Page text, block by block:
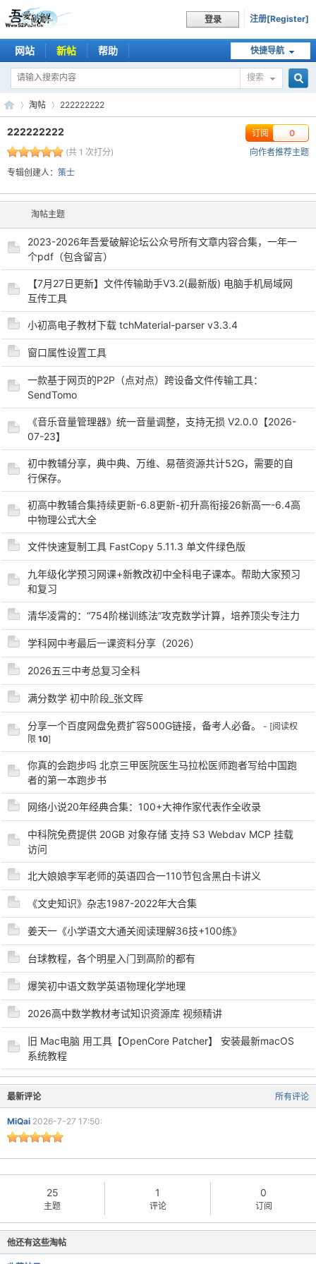
登录 注册[Register]
快捷导航
网站 新帖 帮助
搜索
索
破
解
52
po
淘帖 222222222
222222222 0
订阅
向作者推荐主题
(共 1 次打分)
专辑创建人： 策士
淘帖主题
2023-2026年吾爱破解论坛公众号所有文章内容合集，一年一
个pdf（包含留言）
【7月27日更新】文件传输助手V3.2(最新版) 电脑手机局域网
互传工具
小初高电子教材下载 tchMaterial-parser v3.3.4
窗口属性设置工具
一款基于网页的P2P（点对点）跨设备文件传输工具：
SendTomo
《音乐音量管理器》统一音量调整，支持无损 V2.0.0【2026-
07-23】
初中教辅分享，典中典、万维、易蓓资源共计52G，需要的自
行保存。
初高中教辅合集持续更新-6.8更新-初升高衔接26新高一-6.4高
中物理公式大全
文件快速复制工具 FastCopy 5.11.3 单文件绿色版
九年级化学预习网课+新教改初中全科电子课本。帮助大家预习
和复习
清华凌霄的：“754阶梯训练法”攻克数学计算，培养顶尖专注力
学科网中考最后一课资料分享（2026）
2026五三中考总复习全科
满分数学 初中阶段_张文晖
分享一个百度网盘免费扩容500G链接，备考人必备。
- [阅读权
限 10]
你真的会跑步吗 北京三甲医院医生马拉松医师跑者写给中国跑
者的第一本跑步书
网络小说20年经典合集：100+大神作家代表作全收录
中科院免费提供 20GB 对象存储 支持 S3 Webdav MCP 挂载
访问
北大娘娘李军老师的英语四合一110节包含黑白卡讲义
《文史知识》杂志1987-2022年大合集
姜天一《小学语文大通关阅读理解36技+100练》
台球教程，各个明星入门到高阶的都有
爆笑初中语文数学英语物理化学地理
2026高中数学教材考试知识资源库 视频精讲
旧 Mac电脑 用工具【OpenCore Patcher】 安装最新macOS
系统教程
所有评论
最新评论
MiQai 2026-7-27 17:50:
25
主题
1
评论
0
订阅
他还有这些淘帖